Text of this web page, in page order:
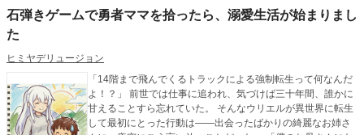
石弾きゲームで勇者ママを拾ったら、溺愛生活が始まりまし
た
ヒミヤデリュージョン
「14階まで飛んでくるトラックによる強制転生って何なんだ
よ！？」 前世では仕事に追われ、気づけば三十年間、誰かに
甘えることすら忘れていた。 そんなウリエルが異世界に転生
して最初にとった行動は――出会ったばかりの綺麗なお姉さ